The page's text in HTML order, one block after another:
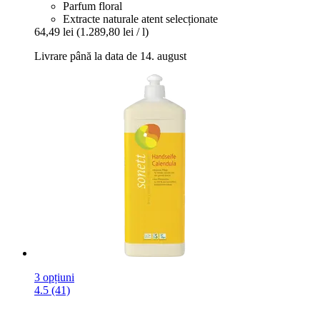
Parfum floral
Extracte naturale atent selecționate
64,49 lei (1.289,80 lei / l)
Livrare până la data de 14. august
3 opțiuni
4.5 (41)